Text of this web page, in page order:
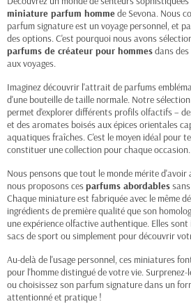
miniature parfum hommede Sevona. Nous
parfum signature est un voyage personnel, et
des options. C'est pourquoi nous avons
parfums de créateur pour hommesdans
aux voyages.
Imaginez découvrir l'attrait de parfums
d'une bouteille de taille normale. Notre
permet d'explorer différents profils olfactifs –
et des aromates boisés aux épices orientales
aquatiques fraîches. C'est le moyen idéal pour
constituer une collection pour chaque occasion.
Nous pensons que tout le monde mérite d'avoir
nous proposons cesparfums abordables
Chaque miniature est fabriquée avec le même
ingrédients de première qualité que son
une expérience olfactive authentique. Elles sont
sacs de sport ou simplement pour découvrir
Au-delà de l'usage personnel, ces miniatures
pour l'homme distingué de votre vie.
ou choisissez son parfum signature dans un
attentionné et pratique !